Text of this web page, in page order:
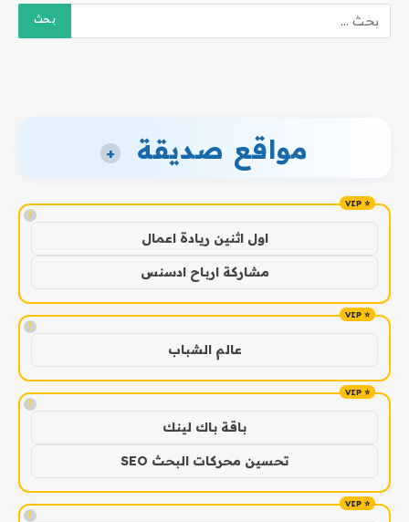
مواقع صديقة +
!
اول اثنين ريادة اعمال
مشاركة ارباح ادسنس
!
عالم الشباب
!
باقة باك لينك
تحسين محركات البحث SEO
!